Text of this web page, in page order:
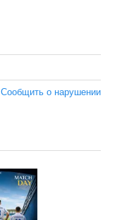
Сообщить о нарушении